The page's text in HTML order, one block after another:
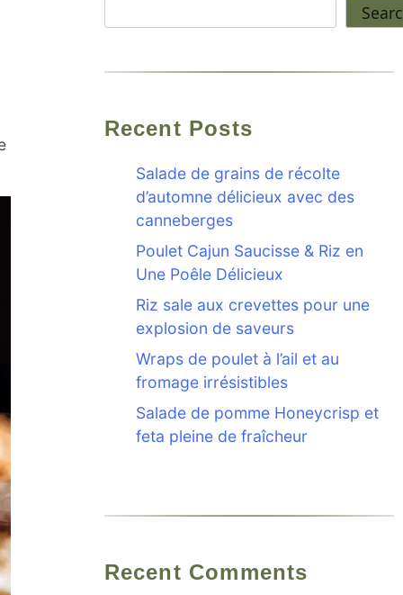
Recent Posts
Salade de grains de récolte
d’automne délicieux avec des
canneberges
Poulet Cajun Saucisse & Riz en
Une Poêle Délicieux
Riz sale aux crevettes pour une
explosion de saveurs
Wraps de poulet à l’ail et au
fromage irrésistibles
Salade de pomme Honeycrisp et
feta pleine de fraîcheur
Recent Comments